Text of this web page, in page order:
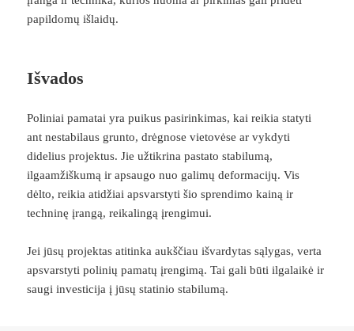
papildomų išlaidų.
Išvados
Poliniai pamatai yra puikus pasirinkimas, kai reikia statyti
ant nestabilaus grunto, drėgnose vietovėse ar vykdyti
didelius projektus. Jie užtikrina pastato stabilumą,
ilgaamžiškumą ir apsaugo nuo galimų deformacijų. Vis
dėlto, reikia atidžiai apsvarstyti šio sprendimo kainą ir
techninę įrangą, reikalingą įrengimui.
Jei jūsų projektas atitinka aukščiau išvardytas sąlygas, verta
apsvarstyti polinių pamatų įrengimą. Tai gali būti ilgalaikė ir
saugi investicija į jūsų statinio stabilumą.